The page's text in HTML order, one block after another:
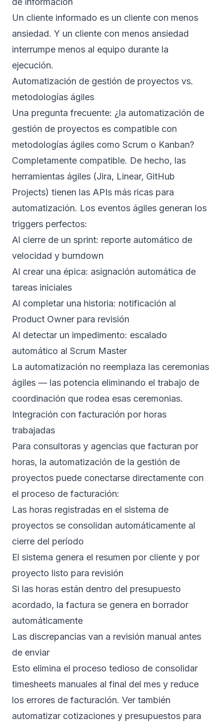
Un cliente informado es un cliente con menos
ansiedad. Y un cliente con menos ansiedad
interrumpe menos al equipo durante la
ejecución.
Automatización de gestión de proyectos vs.
metodologías ágiles
Una pregunta frecuente: ¿la automatización de
gestión de proyectos es compatible con
metodologías ágiles como Scrum o Kanban?
Completamente compatible. De hecho, las
herramientas ágiles (Jira, Linear, GitHub
Projects) tienen las APIs más ricas para
automatización. Los eventos ágiles generan los
triggers perfectos:
Al cierre de un sprint: reporte automático de
velocidad y burndown
Al crear una épica: asignación automática de
tareas iniciales
Al completar una historia: notificación al
Product Owner para revisión
Al detectar un impedimento: escalado
automático al Scrum Master
La automatización no reemplaza las ceremonias
ágiles — las potencia eliminando el trabajo de
coordinación que rodea esas ceremonias.
Integración con facturación por horas
trabajadas
Para consultoras y agencias que facturan por
horas, la automatización de la gestión de
proyectos puede conectarse directamente con
el proceso de facturación:
Las horas registradas en el sistema de
proyectos se consolidan automáticamente al
cierre del período
El sistema genera el resumen por cliente y por
proyecto listo para revisión
Si las horas están dentro del presupuesto
acordado, la factura se genera en borrador
automáticamente
Las discrepancias van a revisión manual antes
de enviar
Esto elimina el proceso tedioso de consolidar
timesheets manuales al final del mes y reduce
los errores de facturación. Ver también
automatizar cotizaciones y presupuestos para